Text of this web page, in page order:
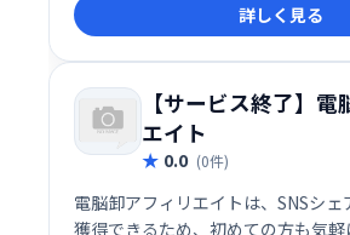
詳しく見る
【サービス終了】電
エイト
0.0 (0件)
電脳卸アフィリエイトは、SNSシ
獲得できるため、初めての方も気軽